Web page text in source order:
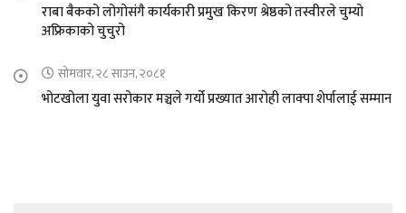
राबा बैकको लोगोसंगै कार्यकारी प्रमुख किरण श्रेष्ठको तस्वीरले चुम्यो
अफ्रिकाको चुचुरो
सोमवार, २८ साउन, २०८१
भोटखोला युवा सरोकार मञ्चले गर्यो प्रख्यात आरोही लाक्पा शेर्पालाई सम्मान